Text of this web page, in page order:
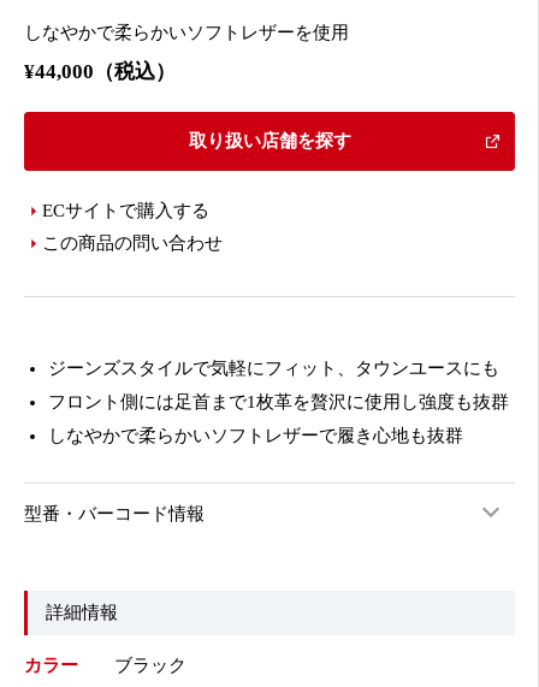
しなやかで柔らかいソフトレザーを使用
¥44,000（税込）
取り扱い店舗を探す
ECサイトで購入する
この商品の問い合わせ
ジーンズスタイルで気軽にフィット、タウンユースにも
フロント側には足首まで1枚革を贅沢に使用し強度も抜群
しなやかで柔らかいソフトレザーで履き心地も抜群
型番・バーコード情報
詳細情報
カラー
ブラック